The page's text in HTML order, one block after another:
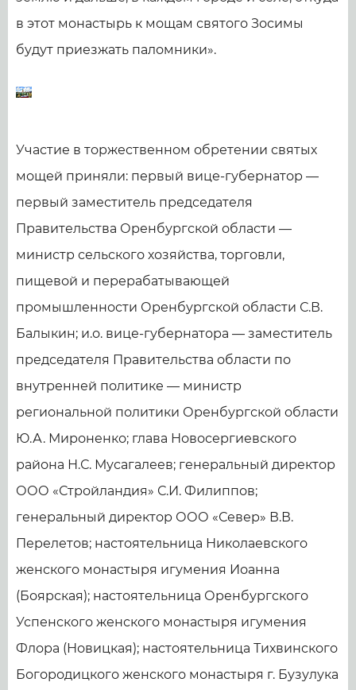
в этот монастырь к мощам святого Зосимы
будут приезжать паломники».
Участие в торжественном обретении святых
мощей приняли: первый вице-губернатор —
первый заместитель председателя
Правительства Оренбургской области —
министр сельского хозяйства, торговли,
пищевой и перерабатывающей
промышленности Оренбургской области С.В.
Балыкин; и.о. вице-губернатора — заместитель
председателя Правительства области по
внутренней политике — министр
региональной политики Оренбургской области
Ю.А. Мироненко; глава Новосергиевского
района Н.С. Мусагалеев; генеральный директор
ООО «Стройландия» С.И. Филиппов;
генеральный директор ООО «Север» В.В.
Перелетов; настоятельница Николаевского
женского монастыря игумения Иоанна
(Боярская); настоятельница Оренбургского
Успенского женского монастыря игумения
Флора (Новицкая); настоятельница Тихвинского
Богородицкого женского монастыря г. Бузулука